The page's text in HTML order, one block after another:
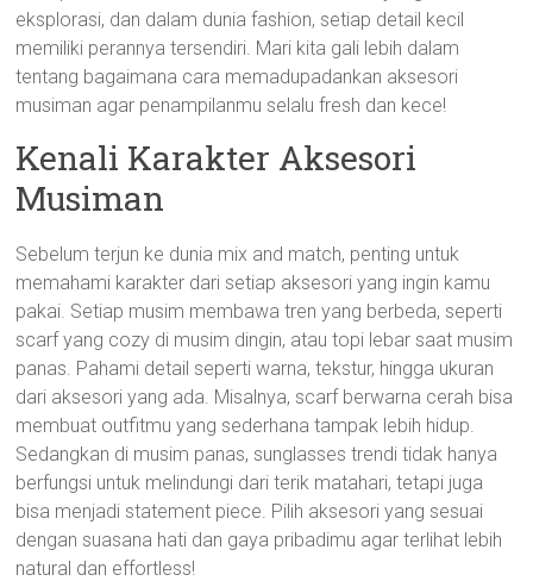
eksplorasi, dan dalam dunia fashion, setiap detail kecil
memiliki perannya tersendiri. Mari kita gali lebih dalam
tentang bagaimana cara memadupadankan aksesori
musiman agar penampilanmu selalu fresh dan kece!
Kenali Karakter Aksesori
Musiman
Sebelum terjun ke dunia mix and match, penting untuk
memahami karakter dari setiap aksesori yang ingin kamu
pakai. Setiap musim membawa tren yang berbeda, seperti
scarf yang cozy di musim dingin, atau topi lebar saat musim
panas. Pahami detail seperti warna, tekstur, hingga ukuran
dari aksesori yang ada. Misalnya, scarf berwarna cerah bisa
membuat outfitmu yang sederhana tampak lebih hidup.
Sedangkan di musim panas, sunglasses trendi tidak hanya
berfungsi untuk melindungi dari terik matahari, tetapi juga
bisa menjadi statement piece. Pilih aksesori yang sesuai
dengan suasana hati dan gaya pribadimu agar terlihat lebih
natural dan effortless!